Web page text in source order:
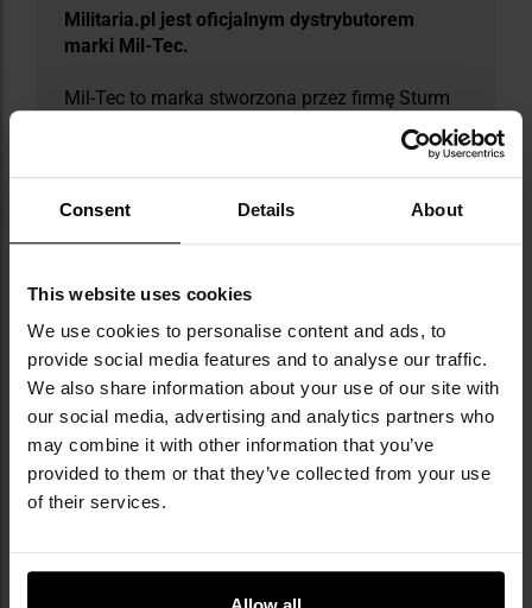
Consent Details About
This website uses cookies
We use cookies to personalise content and ads, to
provide social media features and to analyse our traffic.
We also share information about your use of our site with
our social media, advertising and analytics partners who
may combine it with other information that you’ve
provided to them or that they’ve collected from your use
of their services.
Militaria.pl jest oficjalnym dystrybutorem
marki Mil-Tec.
Mil-Tec to marka stworzona przez firmę Sturm
Handels GmbH, która od 1971 roku specjalizuje
się w produkcji i dystrybucji odzieży oraz
sprzętu outdoorowego i taktycznego.
Korzystając z doświadczenia w pracy z
firma zyskała renomę producenta wysokiej
jakości sprzętu w atrakcyjnej cenie. Marka dba
o etyczne standardy w krajach produkcji,
aktywnie wspierając inicjatywę "Social Fair".
Ciekawostką jest oferta replik historycznych
mundurów i wyposażenia wojskowego,
cieszących się uznaniem wśród kolekcjonerów i
DANE TECHNICZNE